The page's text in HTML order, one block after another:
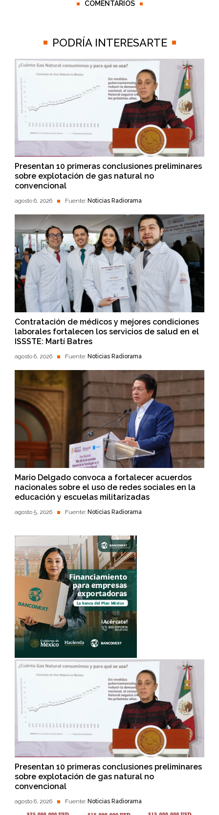
COMENTARIOS
PODRÍA INTERESARTE
Presentan 10 primeras conclusiones preliminares
sobre explotación de gas natural no
convencional
agosto 6, 2026 Fuente: Noticias Radiorama
Contratación de médicos y mejores condiciones
laborales fortalecen los servicios de salud en el
ISSSTE: Martí Batres
agosto 6, 2026 Fuente: Noticias Radiorama
Mario Delgado convoca a fortalecer acuerdos
nacionales sobre el uso de redes sociales en la
educación y escuelas militarizadas
agosto 5, 2026 Fuente: Noticias Radiorama
Presentan 10 primeras conclusiones preliminares
sobre explotación de gas natural no
convencional
agosto 6, 2026 Fuente: Noticias Radiorama